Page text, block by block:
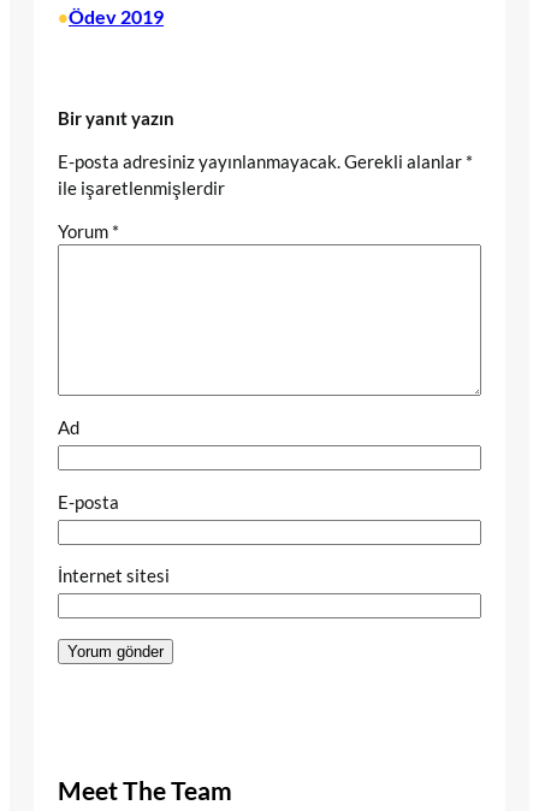
•Ödev 2019
Bir yanıt yazın
E-posta adresiniz yayınlanmayacak. Gerekli alanlar *
ile işaretlenmişlerdir
Yorum *
Ad
E-posta
İnternet sitesi
Meet The Team